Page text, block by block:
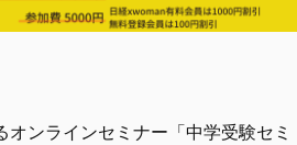
オンラインセミナー「中学受験セミ